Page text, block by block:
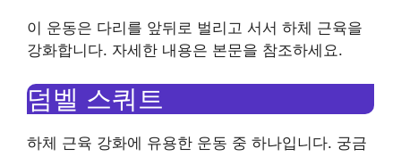
이 운동은 다리를 앞뒤로 벌리고 서서 하체 근육을
강화합니다. 자세한 내용은 본문을 참조하세요.
덤벨 스쿼트
하체 근육 강화에 유용한 운동 중 하나입니다. 궁금